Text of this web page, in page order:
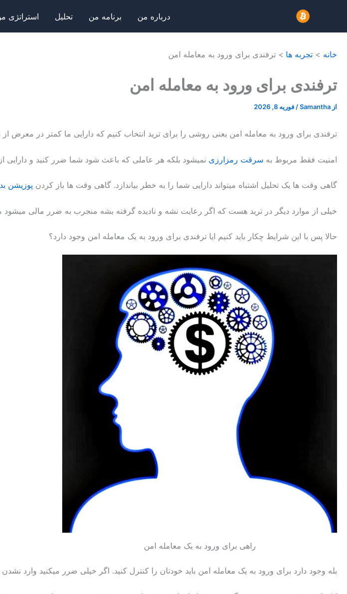
محتوا
درباره من برنامه من تحلیل استراتژی
خانه تجربه ها ترفندی برای ورود به معامله امن
ترفندی برای ورود به معامله امن
از Samantha
/ فوریه 8, 2026
ترفندی برای ورود به معامله امن یعنی روشی را برای ترید انتخاب کنیم که دارایی ما کمتر در معرض
امنیت فقط مربوط به سرقت رمزارزی نمیشود بلکه هر عاملی که باعث شود شما ضرر کنید و دارایی
گاهی وقت ها یک تحلیل اشتباه میتواند دارایی شما را به خطر بیاندازد. گاهی وقت ها باز کردن پوزیشن
خیلی از موارد دیگر در ترید هست که اگر رعایت نشه و نادیده گرفته بشه منجرب به ضرر مالی میشود
حالا پس با این شرایط چکار باید کنیم ایا ترفندی برای ورود به یک معامله امن وجود دارد؟
راهی برای ورود به یک معامله امن
بله وجود دارد برای ورود به یک معامله امن باید خودتان را کنترل کنید. اگر خیلی ضرر میکنید وارد